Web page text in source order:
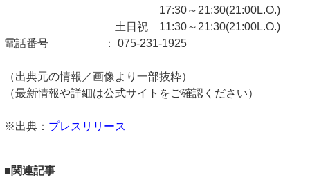
17:30～21:30(21:00L.O.)
土日祝 11:30～21:30(21:00L.O.)
電話番号 ： 075-231-1925
（出典元の情報／画像より一部抜粋）
（最新情報や詳細は公式サイトをご確認ください）
※出典： プレスリリース
■関連記事